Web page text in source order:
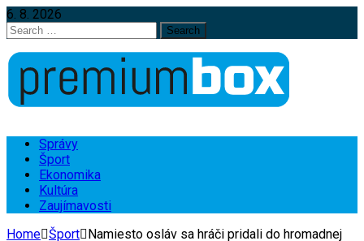
6. 8. 2026
Search
for:
Správy
Šport
Ekonomika
Kultúra
Zaujímavosti
Home Šport Namiesto osláv sa hráči pridali do hromadnej